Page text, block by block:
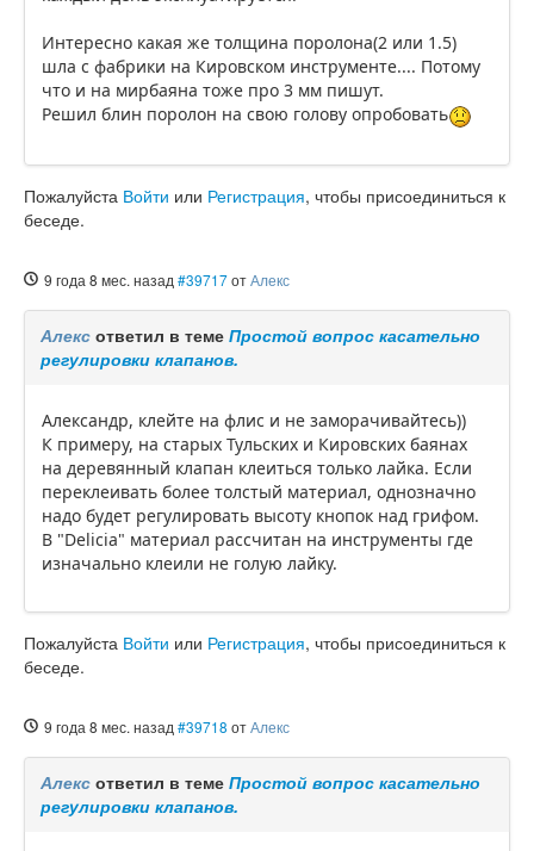
Интересно какая же толщина поролона(2 или 1.5)
шла с фабрики на Кировском инструменте.... Потому
что и на мирбаяна тоже про 3 мм пишут.
Решил блин поролон на свою голову опробовать
Пожалуйста Войти или Регистрация, чтобы присоединиться к
беседе.
9 года 8 мес. назад #39717отАлекс
Алекс ответил в теме Простой вопрос касательно
регулировки клапанов.
Александр, клейте на флис и не заморачивайтесь))
К примеру, на старых Тульских и Кировских баянах
на деревянный клапан клеиться только лайка. Если
переклеивать более толстый материал, однозначно
надо будет регулировать высоту кнопок над грифом.
В "Delicia" материал рассчитан на инструменты где
изначально клеили не голую лайку.
Пожалуйста Войти или Регистрация, чтобы присоединиться к
беседе.
9 года 8 мес. назад #39718 отАлекс
Алекс ответил в теме Простой вопрос касательно
регулировки клапанов.